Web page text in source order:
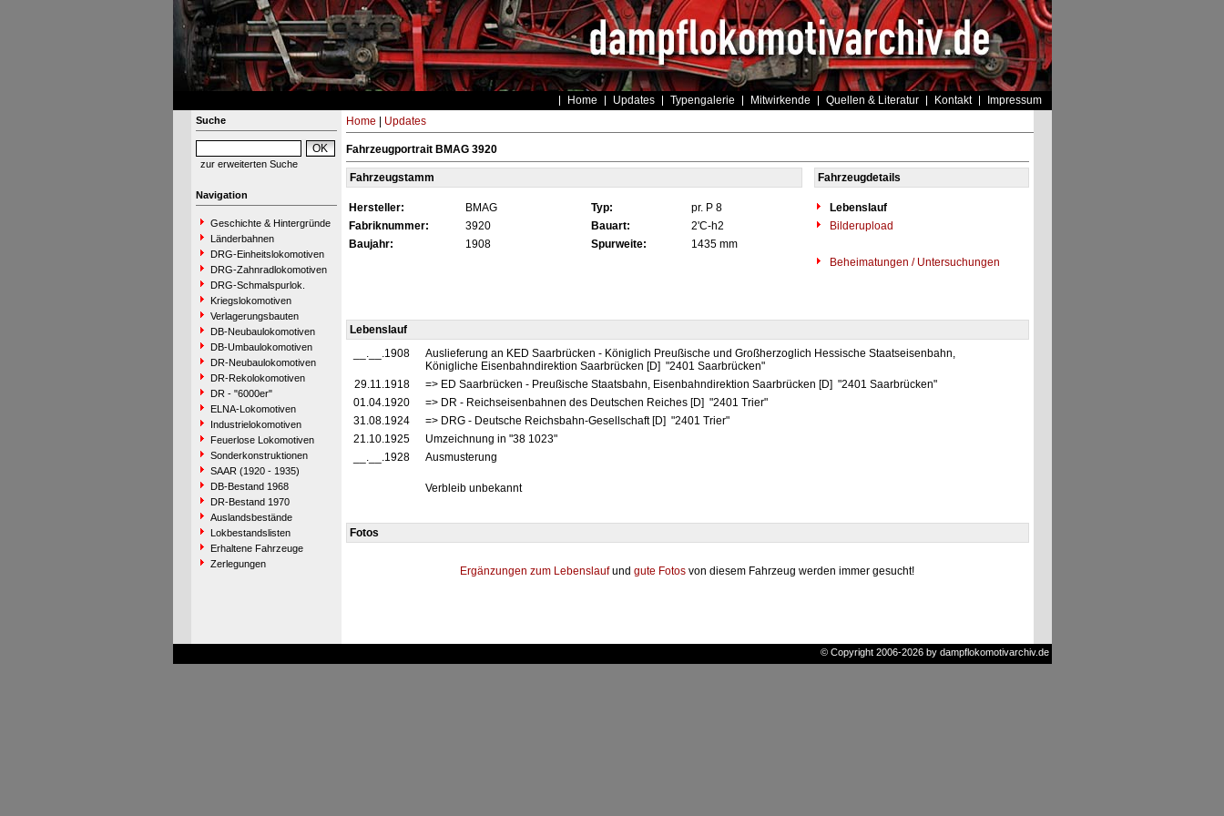
Home Updates Typengalerie Mitwirkende Quellen & Literatur Kontakt Impressum
Suche
zur erweiterten Suche
Navigation
Geschichte & Hintergründe
Länderbahnen
DRG-Einheitslokomotiven
DRG-Zahnradlokomotiven
DRG-Schmalspurlok.
Kriegslokomotiven
Verlagerungsbauten
DB-Neubaulokomotiven
DB-Umbaulokomotiven
DR-Neubaulokomotiven
DR-Rekolokomotiven
DR - "6000er"
ELNA-Lokomotiven
Industrielokomotiven
Feuerlose Lokomotiven
Sonderkonstruktionen
SAAR (1920 - 1935)
DB-Bestand 1968
DR-Bestand 1970
Auslandsbestände
Lokbestandslisten
Erhaltene Fahrzeuge
Zerlegungen
Home Updates
Fahrzeugportrait BMAG 3920
Fahrzeugstamm Fahrzeugdetails
Hersteller: BMAG Typ: pr. P 8
Lebenslauf
Fabriknummer:
3920 Bauart: 2'C-h2
Bilderupload
Baujahr:
1908 Spurweite:
1435 mm
Beheimatungen / Untersuchungen
Lebenslauf
__.__.1908
Auslieferung an KED Saarbrücken - Königlich Preußische und Großherzoglich Hessische Staatseisenbahn,
Königliche Eisenbahndirektion Saarbrücken [D] "2401 Saarbrücken"
29.11.1918
=> ED Saarbrücken - Preußische Staatsbahn, Eisenbahndirektion Saarbrücken [D] "2401 Saarbrücken"
01.04.1920
=> DR - Reichseisenbahnen des Deutschen Reiches [D] "2401 Trier"
31.08.1924
=> DRG - Deutsche Reichsbahn-Gesellschaft [D] "2401 Trier"
21.10.1925
Umzeichnung in "38 1023"
__.__.1928
Ausmusterung
Verbleib unbekannt
Fotos
Ergänzungen zum Lebenslaufund gute Fotos von diesem Fahrzeug werden immer gesucht!
© Copyright 2006-2026 by dampflokomotivarchiv.de